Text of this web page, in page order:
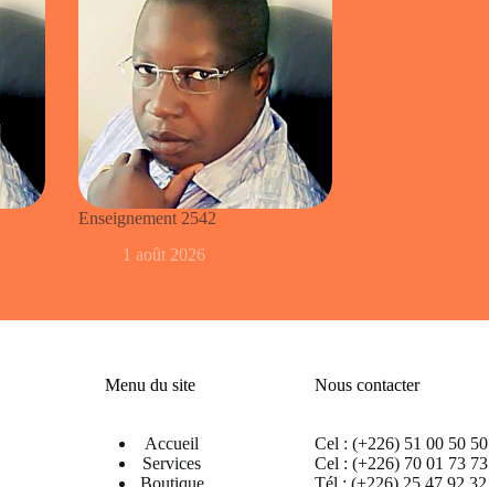
Enseignement 2542
1 août 2026
Menu du site
Accueil
Services
Boutique
Nous contacter
Cel : (+226) 51 00 50 50
Cel : (+226) 70 01 73 73
Tél : (+226) 25 47 92 32